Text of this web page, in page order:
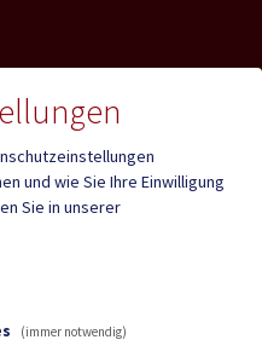
und wie Sie Ihre Einwilligung
Sie in unserer
(immer notwendig)